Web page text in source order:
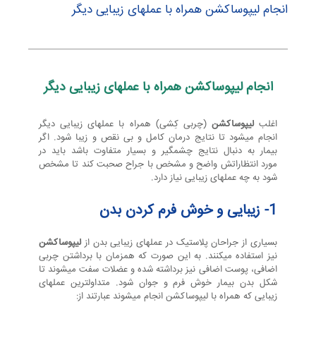
ن
ج
م
انجام لیپوساکشن همراه با عملهای زیبایی دیگر
انجام لیپوساکشن همراه با عملهای زیبایی دیگر
اغلب لیپوساکشن (چربی کِشی) همراه با عملهای زیبایی دیگر
انجام میشود تا نتایج درمان کامل و بی نقص و زیبا شود. اگر
بیمار به دنبال نتایج چشمگیر و بسیار متفاوت باشد باید در
مورد انتظاراتش واضح و مشخص با جراح صحبت کند تا مشخص
شود به چه عملهای زیبایی نیاز دارد.
1- زیبایی و خوش فرم کردن بدن
بسیاری از جراحان پلاستیک در عملهای زیبایی بدن از لیپوساکشن
نیز استفاده میکنند. به این صورت که همزمان با برداشتن چربی
اضافی، پوست اضافی نیز برداشته شده و عضلات سفت میشوند تا
شکل بدن بیمار خوش فرم و جوان شود. متداولترین عملهای
زیبایی که همراه با لیپوساکشن انجام میشوند عبارتند از: